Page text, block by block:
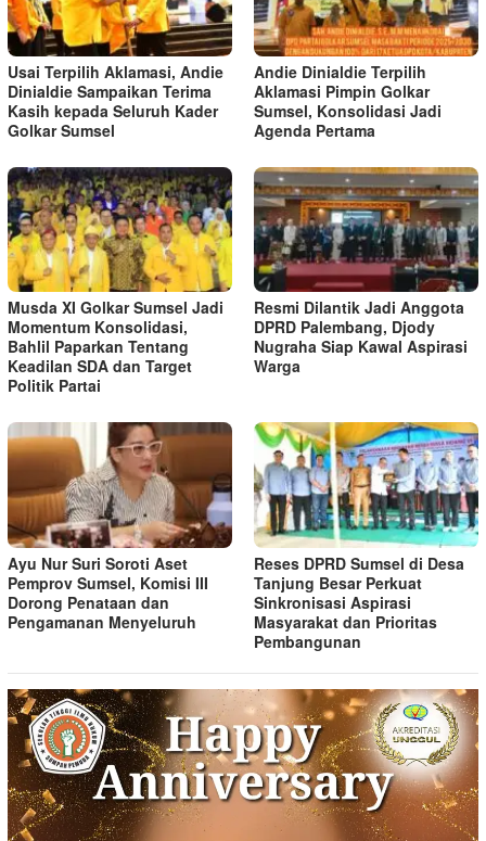
Usai Terpilih Aklamasi, Andie
Dinialdie Sampaikan Terima
Kasih kepada Seluruh Kader
Golkar Sumsel
Andie Dinialdie Terpilih
Aklamasi Pimpin Golkar
Sumsel, Konsolidasi Jadi
Agenda Pertama
Musda XI Golkar Sumsel Jadi
Momentum Konsolidasi,
Bahlil Paparkan Tentang
Keadilan SDA dan Target
Politik Partai
Resmi Dilantik Jadi Anggota
DPRD Palembang, Djody
Nugraha Siap Kawal Aspirasi
Warga
Ayu Nur Suri Soroti Aset
Pemprov Sumsel, Komisi III
Dorong Penataan dan
Pengamanan Menyeluruh
Reses DPRD Sumsel di Desa
Tanjung Besar Perkuat
Sinkronisasi Aspirasi
Masyarakat dan Prioritas
Pembangunan